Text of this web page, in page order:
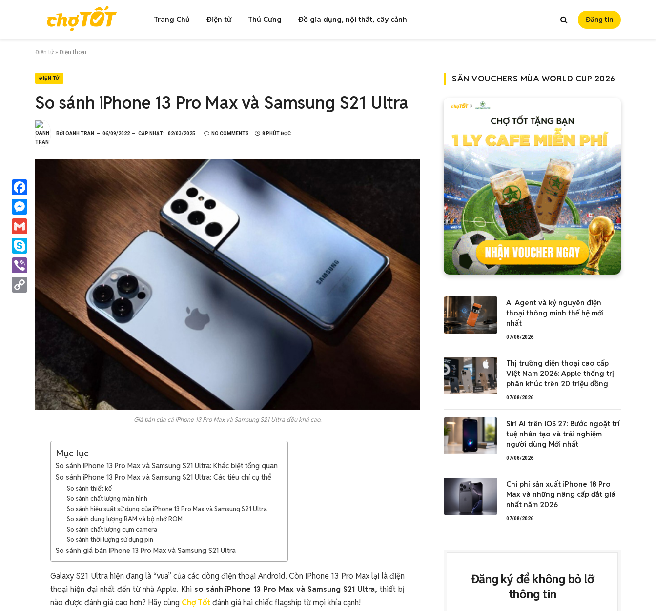
Trang Chủ Điện tử Thú Cưng Đồ gia dụng, nội thất, cây cảnh Đăng tin
Điện tử» Điện thoại
ĐIỆN TỬ
So sánh iPhone 13 Pro Max và Samsung S21 Ultra
BỞI OANH TRAN 06/09/2022 CẬP NHẬT: 02/03/2025 NO COMMENTS 8 PHÚT ĐỌC
Giá bán của cả iPhone 13 Pro Max và Samsung S21 Ultra đều khá cao.
Mục lục
So sánh iPhone 13 Pro Max và Samsung S21 Ultra: Khác biệt tổng quan
So sánh iPhone 13 Pro Max và Samsung S21 Ultra: Các tiêu chí cụ thể
So sánh thiết kế
So sánh chất lượng màn hình
So sánh hiệu suất sử dụng của iPhone 13 Pro Max và Samsung S21 Ultra
So sánh dung lượng RAM và bộ nhớ ROM
So sánh chất lượng cụm camera
So sánh thời lượng sử dụng pin
So sánh giá bán iPhone 13 Pro Max và Samsung S21 Ultra
Galaxy S21 Ultra hiện đang là “vua” của các dòng điện thoại Android. Còn iPhone 13 Pro Max lại là điện
thoại hiện đại nhất đến từ nhà Apple. Khi so sánh iPhone 13 Pro Max và Samsung S21 Ultra,thiết bị
nào được đánh giá cao hơn? Hãy cùng Chợ Tốtđánh giá hai chiếc flagship từ mọi khía cạnh!
SĂN VOUCHERS MÙA WORLD CUP 2026
AI Agent và kỷ nguyên điện
thoại thông minh thế hệ mới
nhất
07/08/2026
Thị trường điện thoại cao cấp
Việt Nam 2026: Apple thống trị
phân khúc trên 20 triệu đồng
07/08/2026
Siri AI trên iOS 27: Bước ngoặt trí
tuệ nhân tạo và trải nghiệm
người dùng Mới nhất
07/08/2026
Chi phí sản xuất iPhone 18 Pro
Max và những nâng cấp đắt giá
nhất năm 2026
07/08/2026
Đăng ký để không bỏ lỡ
thông tin
Facebook
Messenger
Gmail
Skype
Viber